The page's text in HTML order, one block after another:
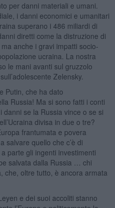
per danni materiali e umani.
i danni economici e umanitari
superano i 486 miliardi di
diretti come la distruzione di
anche i gravi impatti socio-
ucraina. La nostra
le mani avanti sul gruzzolo
Zelensky.
Putin, che ha dato
Russia! Ma si sono fatti i conti
danni se la Russia vince o se si
divisa in due o tre?
frantumata e povera
a salvare quello che c’è di
parte gli ingenti investimenti
salvata dalla Russia … chi
che, oltre tutto, è ancora armata
e dei suoi accoliti stanno